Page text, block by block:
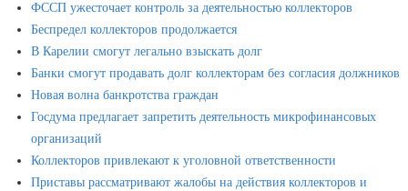
ФССП ужесточает контроль за деятельностью коллекторов
Беспредел коллекторов продолжается
В Карелии смогут легально взыскать долг
Банки смогут продавать долг коллекторам без согласия должников
Новая волна банкротства граждан
Госдума предлагает запретить деятельность микрофинансовых
организаций
Коллекторов привлекают к уголовной ответственности
Приставы рассматривают жалобы на действия коллекторов и